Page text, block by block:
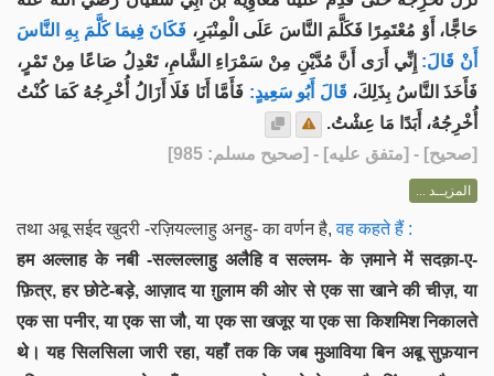
حَاجًّا، أَوْ مُعْتَمِرًا فَكَلَّمَ النَّاسَ عَلَى الْمِنْبَرِ، فَكَانَ فِيمَا كَلَّمَ بِهِ النَّاسَ
أَنْ قَالَ: إِنِّي أَرَى أَنَّ مُدَّيْنِ مِنْ سَمْرَاءِ الشَّامِ، تَعْدِلُ صَاعًا مِنْ تَمْرٍ،
فَأَخَذَ النَّاسُ بِذَلِكَ، قَالَ أَبُو سَعِيدٍ: فَأَمَّا أَنَا فَلَا أَزَالُ أُخْرِجُهُ كَمَا كُنْتُ
أُخْرِجُهُ، أَبَدًا مَا عِشْتُ.
[صحيح] - [متفق عليه] - [صحيح مسلم: 985]
المزيــد ...
तथा अबू सईद खुदरी -रज़ियल्लाहु अनहु- का वर्णन है, वह कहते हैं :
हम अल्लाह के नबी -सल्लल्लाहु अलैहि व सल्लम- के ज़माने में सदक़ा-ए-
फ़ित्र, हर छोटे-बड़े, आज़ाद या ग़ुलाम की ओर से एक सा खाने की चीज़, या
एक सा पनीर, या एक सा जौ, या एक सा खजूर या एक सा किशमिश निकालते
थे। यह सिलसिला जारी रहा, यहाँ तक कि जब मुआविया बिन अबू सुफ़यान